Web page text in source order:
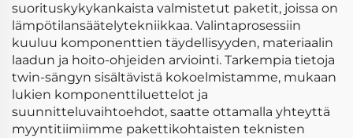
suorituskykykankaista valmistetut paketit, joissa on
lämpötilansäätelytekniikkaa. Valintaprosessiin
kuuluu komponenttien täydellisyyden, materiaalin
laadun ja hoito-ohjeiden arviointi. Tarkempia tietoja
twin-sängyn sisältävistä kokoelmistamme, mukaan
lukien komponenttiluettelot ja
suunnitteluvaihtoehdot, saatte ottamalla yhteyttä
myyntitiimiimme pakettikohtaisten teknisten